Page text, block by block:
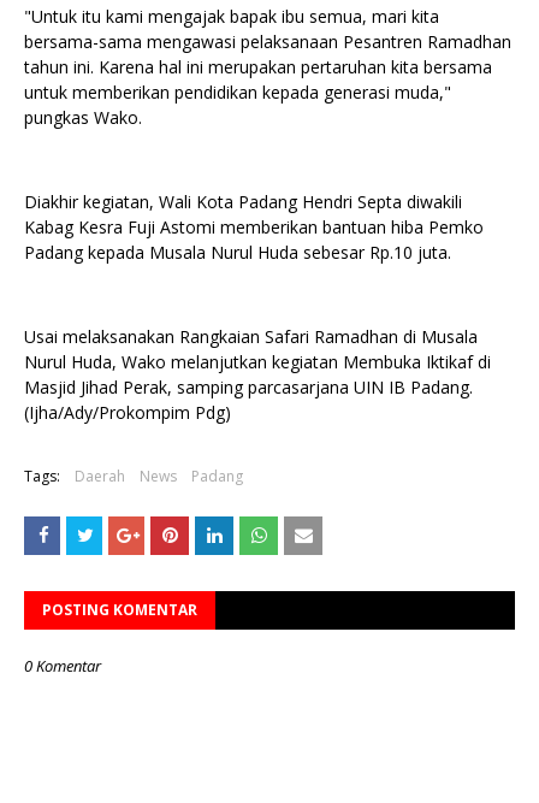
"Untuk itu kami mengajak bapak ibu semua, mari kita
bersama-sama mengawasi pelaksanaan Pesantren Ramadhan
tahun ini. Karena hal ini merupakan pertaruhan kita bersama
untuk memberikan pendidikan kepada generasi muda,"
pungkas Wako.
Diakhir kegiatan, Wali Kota Padang Hendri Septa diwakili
Kabag Kesra Fuji Astomi memberikan bantuan hiba Pemko
Padang kepada Musala Nurul Huda sebesar Rp.10 juta.
Usai melaksanakan Rangkaian Safari Ramadhan di Musala
Nurul Huda, Wako melanjutkan kegiatan Membuka Iktikaf di
Masjid Jihad Perak, samping parcasarjana UIN IB Padang.
(Ijha/Ady/Prokompim Pdg)
Tags: Daerah News Padang
POSTING KOMENTAR
0 Komentar